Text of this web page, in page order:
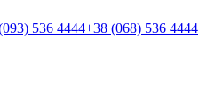
536 4444+38 (068) 536 4444